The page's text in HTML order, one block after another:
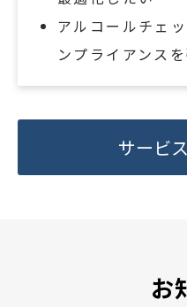
アルコールチェ
ンプライアンス
サービ
お